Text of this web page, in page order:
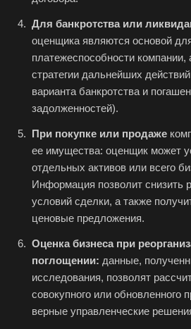
Для банкротства или
оценщика являются основой
платежеспособности компании,
стратегии дальнейших
варианта банкротства и
задолженностей).
При покупке или продаже
ее имущества: оценщик может
отдельных активов или всего
Информация позволит снизить
условий сделки, а также
ценовые предложения.
Оценка бизнеса при
поглощении: данные,
исследования, позволят
совокупного или обновленного
верные управленческие
Белореченск
Белоярский
Бийск
Биробиджан
Бирюч
Благовещенск
Благодарный
Богородицк